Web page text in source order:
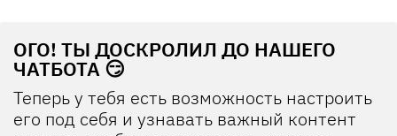
ОГО! ТЫ ДОСКРОЛИЛ ДО НАШЕГО
ЧАТБОТА 😏
Теперь у тебя есть возможность настроить
его под себя и узнавать важный контент